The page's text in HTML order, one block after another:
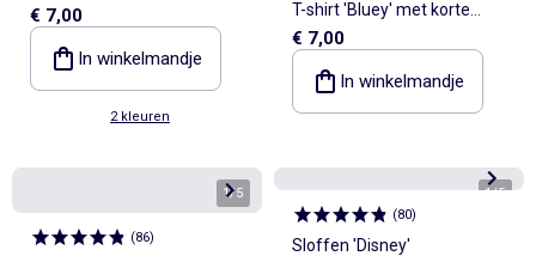
€ 7,00
In winkelmandje
2 kleuren
T-shirt 'Bluey' met korte
mouwen
€ 7,00
In winkelmandje
1/5
(86)
1/5
(80)
Sloffen 'Disney'